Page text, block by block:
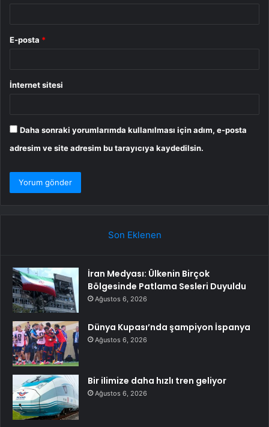
E-posta *
İnternet sitesi
Daha sonraki yorumlarımda kullanılması için adım, e-posta
adresim ve site adresim bu tarayıcıya kaydedilsin.
Son Eklenen
İran Medyası: Ülkenin Birçok
Bölgesinde Patlama Sesleri Duyuldu
Ağustos 6, 2026
Dünya Kupası’nda şampiyon İspanya
Ağustos 6, 2026
Bir ilimize daha hızlı tren geliyor
Ağustos 6, 2026